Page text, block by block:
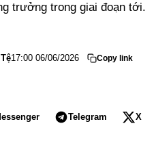
trưởng trong giai đoạn tới.
17:00 06/06/2026 Copy link
Telegram X